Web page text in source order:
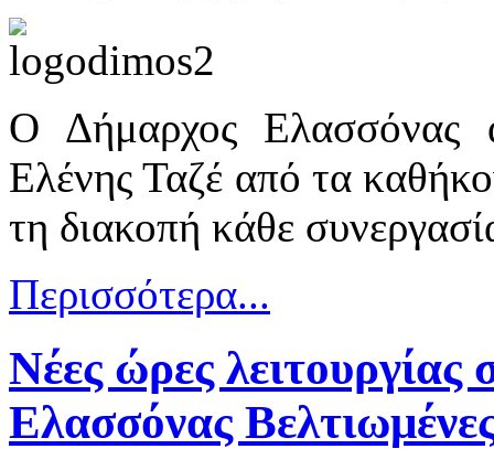
Ο Δήμαρχος Ελασσόνας
Ελένης Ταζέ από τα
τη διακοπή κάθε
Περισσότερα...
Νέες ώρες
Ελασσόνας